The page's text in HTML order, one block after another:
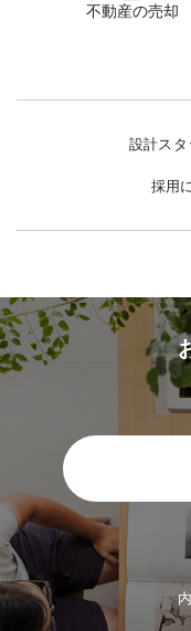
不動産の売却
設計ス
採用